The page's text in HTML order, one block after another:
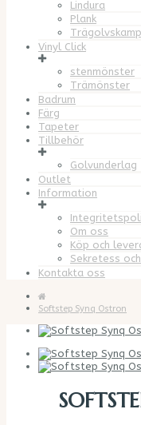
Lindura
Plank
Vinyl Click
stenmönster
Trämönster
Badrum
Färg
Tapeter
Tillbehör
Golvunderlag
Outlet
Information
Om oss
Köp och
Sekretess
Kontakta oss
Softstep Synq Ostron